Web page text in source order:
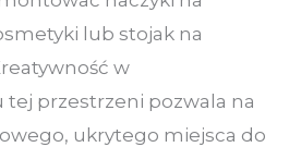
lub stojak na
w
przestrzeni pozwala na
ukrytego miejsca do